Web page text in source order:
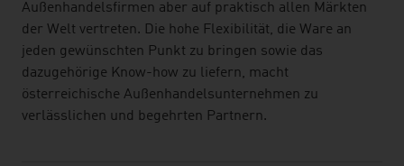
Außenhandelsfirmen aber auf praktisch allen Märkten
der Welt vertreten. Die hohe Flexibilität, die Ware an
jeden gewünschten Punkt zu bringen sowie das
dazugehörige Know-how zu liefern, macht
österreichische Außenhandelsunternehmen zu
verlässlichen und begehrten Partnern.